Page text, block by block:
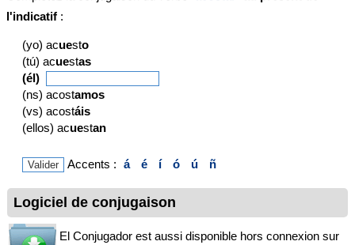
l'indicatif :
(yo) acuesto
(tú) acuestas
(él)
(ns) acostamos
(vs) acostáis
(ellos) acuestan
Accents : á é í ó ú ñ
Logiciel de conjugaison
El Conjugador est aussi disponible hors connexion sur